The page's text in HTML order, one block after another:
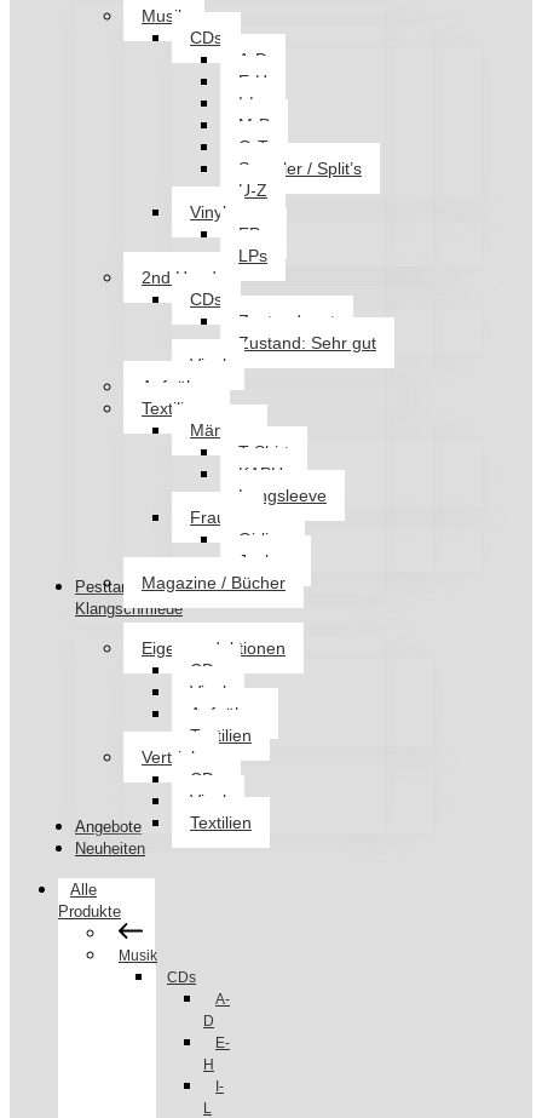
Musik
CDs
A-D
E-H
I-L
M-P
Q-T
Sampler / Split’s
U-Z
Vinyl
EPs
LPs
2nd Hand
CDs
Zustand: gut
Zustand: Sehr gut
Vinyl
Aufnäher
Textilien
Männer
T-Shirt
KAPU
Longsleeve
Frauen
Girlies
Jacken
Magazine / Bücher
Pesttanz
Klangschmiede
Eigenproduktionen
CDs
Vinyl
Aufnäher
Textilien
Vertrieb
CDs
Vinyl
Textilien
Angebote
Neuheiten
Alle
Produkte
Musik
CDs
A-
D
E-
H
I-
L